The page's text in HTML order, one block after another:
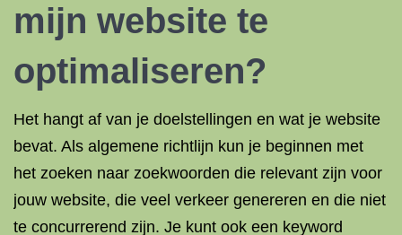
mijn website te
optimaliseren?
Het hangt af van je doelstellingen en wat je website
bevat. Als algemene richtlijn kun je beginnen met
het zoeken naar zoekwoorden die relevant zijn voor
jouw website, die veel verkeer genereren en die niet
te concurrerend zijn. Je kunt ook een keyword